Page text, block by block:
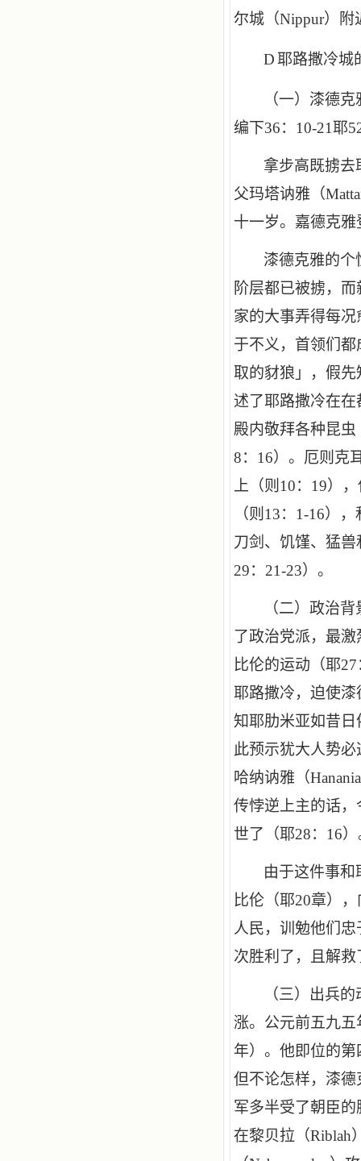
尔城（Nippur）附
D耶路撒冷城
（一）漆德
编下36： 10-21耶
拿步高既掳去
父玛塔讷雅（
十一岁。嘉德克雅
漆德克雅的个
阶层都已被掳，
家的大事弄得每
于不义，首领们
取的豺狼」，假
述了耶路撒冷在
殿内敬拜各种昆虫
8： 16）。厄则克
上（则 10： 19）
（则 13： 1-16），
刀剑、饥馑、猛
29： 21-23）。
（二）政治
了政治党派，最
比伦的运动（耶27
耶路撒冷，迫使
知耶肋米亚如昔
此预示犹大人势
哈纳讷雅（
传悖逆上主的话
世了（耶28： 16
由于这件事
比伦（耶20章）
人民，训勉他们
次胜利了，且解
（三）出兵
涨。公元前五九
年）。他即位的
但不论怎样，漆
军多半受了朝臣
在黎贝拉（Riblah